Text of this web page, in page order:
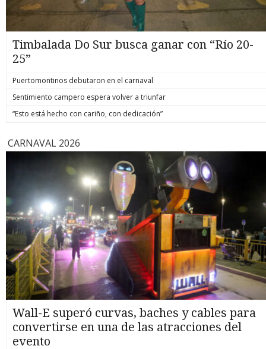
Timbalada Do Sur busca ganar con “Río 20-
25”
Puertomontinos debutaron en el carnaval
Sentimiento campero espera volver a triunfar
“Esto está hecho con cariño, con dedicación”
CARNAVAL 2026
Wall-E superó curvas, baches y cables para
convertirse en una de las atracciones del
evento